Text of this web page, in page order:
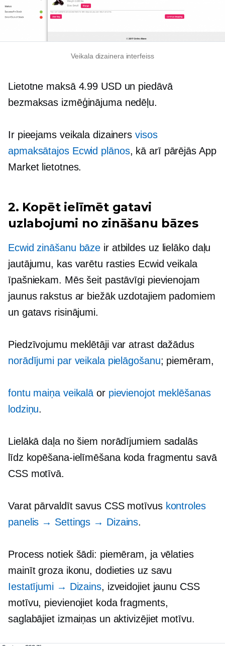
Veikala dizainera interfeiss
Lietotne maksā 4.99 USD un piedāvā
bezmaksas izmēģinājuma nedēļu.
Ir pieejams veikala dizainers visos
apmaksātajos Ecwid plānos, kā arī pārējās App
Market lietotnes.
2. Kopēt ielīmētgatavi
uzlabojumi no zināšanu bāzes
Ecwid zināšanu bāze ir atbildes uz lielāko daļu
jautājumu, kas varētu rasties Ecwid veikala
īpašniekam. Mēs šeit pastāvīgi pievienojam
jaunus rakstus ar biežāk uzdotajiem padomiem
un gatavs risinājumi.
Piedzīvojumu meklētāji var atrast dažādus
norādījumi par veikala pielāgošanu; piemēram,
fontu maiņa veikalā or pievienojot meklēšanas
lodziņu.
Lielākā daļa no šiem norādījumiem sadalās
līdz kopēšana-ielīmēšanakoda fragmentu savā
CSS motīvā.
Varat pārvaldīt savus CSS motīvus kontroles
panelis → Settings → Dizains.
Process notiek šādi: piemēram, ja vēlaties
mainīt groza ikonu, dodieties uz savu
Iestatījumi → Dizains, izveidojiet jaunu CSS
motīvu, pievienojiet koda fragments,
saglabājiet izmaiņas un aktivizējiet motīvu.